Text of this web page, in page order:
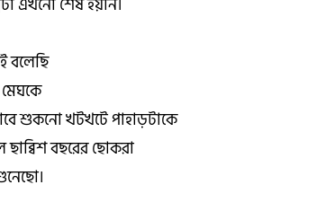
বলেছি
শুকনো খটখটে পাহাড়টাকে
ছাব্বিশ বছরের ছোকরা